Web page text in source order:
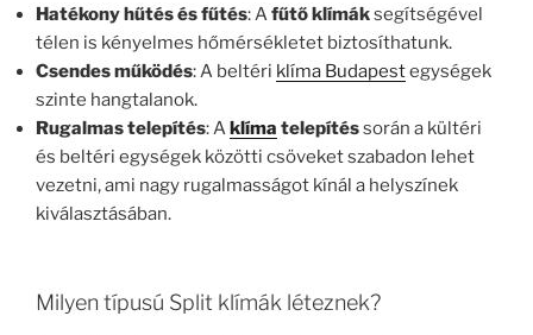
Hatékony hűtés és fűtés: Afűtő klímáksegítségével
télen is kényelmes hőmérsékletet biztosíthatunk.
Csendes működés: A beltéri klíma Budapestegységek
szinte hangtalanok.
Rugalmas telepítés: A klíma telepítéssorán a kültéri
és beltéri egységek közötti csöveket szabadon lehet
vezetni, ami nagy rugalmasságot kínál a helyszínek
kiválasztásában.
Milyen típusú Split klímák léteznek?